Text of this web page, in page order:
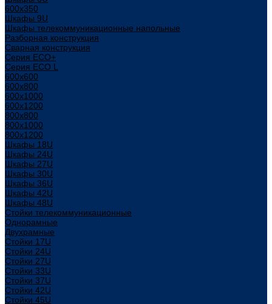
600x350
Шкафы 9U
Шкафы телекоммуникационные напольные
Разборная конструкция
Сварная конструкция
Серия ECO+
Серия ECO L
600x600
600x800
600х1000
600х1200
800x800
800х1000
800х1200
Шкафы 18U
Шкафы 24U
Шкафы 27U
Шкафы 30U
Шкафы 36U
Шкафы 42U
Шкафы 48U
Стойки телекоммуникационные
Однорамные
Двухрамные
Стойки 17U
Стойки 24U
Стойки 27U
Стойки 33U
Стойки 37U
Стойки 42U
Стойки 45U